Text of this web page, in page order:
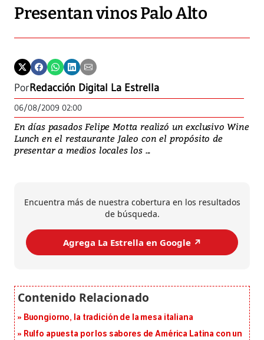
Presentan vinos Palo Alto
PorRedacción Digital La Estrella
06/08/2009 02:00
En días pasados Felipe Motta realizó un exclusivo Wine
Lunch en el restaurante Jaleo con el propósito de
presentar a medios locales los ...
Encuentra más de nuestra cobertura en los resultados
de búsqueda.
Agrega La Estrella en Google ↗️
Buongiorno, la tradición de la mesa italiana
Rulfo apuesta por los sabores de América Latina con un